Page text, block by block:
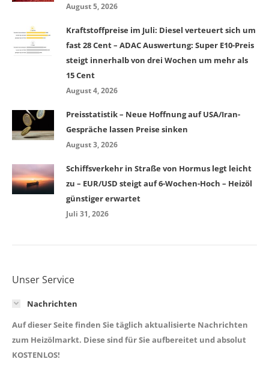
August 5, 2026
Kraftstoffpreise im Juli: Diesel verteuert sich um
fast 28 Cent – ADAC Auswertung: Super E10-Preis
steigt innerhalb von drei Wochen um mehr als
15 Cent
August 4, 2026
Preisstatistik – Neue Hoffnung auf USA/Iran-
Gespräche lassen Preise sinken
August 3, 2026
Schiffsverkehr in Straße von Hormus legt leicht
zu – EUR/USD steigt auf 6-Wochen-Hoch – Heizöl
günstiger erwartet
Juli 31, 2026
Unser Service
Nachrichten
Auf dieser Seite finden Sie täglich aktualisierte Nachrichten
zum Heizölmarkt. Diese sind für Sie aufbereitet und absolut
KOSTENLOS!